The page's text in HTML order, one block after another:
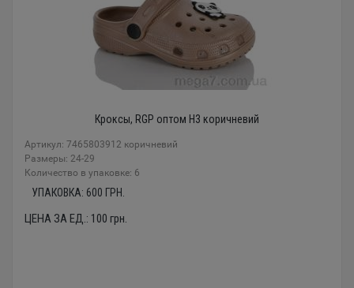
Кроксы, RGP оптом H3 коричневий
Артикул: 7465803912 коричневий
Размеры: 24-29
Количество в упаковке: 6
УПАКОВКА: 600 ГРН.
ЦЕНА ЗА ЕД.: 100 грн.